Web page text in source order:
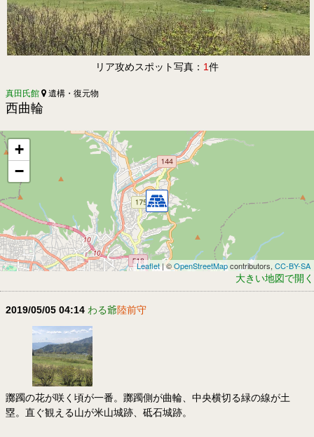
リア攻めスポット写真： 1件
真田氏館 遺構・復元物
西曲輪
+
−
Leaflet | ©OpenStreetMapcontributors, CC-BY-SA
大きい地図で開く
2019/05/05 04:14 わる爺陸前守
躑躅の花が咲く頃が一番。躑躅側が曲輪、中央横切る緑の線が土
塁。直ぐ観える山が米山城跡、砥石城跡。